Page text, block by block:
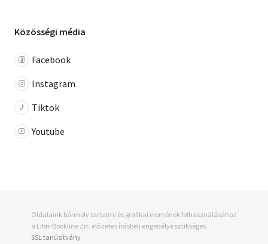
Közösségi média
Facebook
Instagram
Tiktok
Youtube
Oldalaink bármely tartalmi és grafikai elemének felhasználásához
a Libri-Bookline Zrt. előzetes írásbeli engedélye szükséges.
SSL tanúsítvány